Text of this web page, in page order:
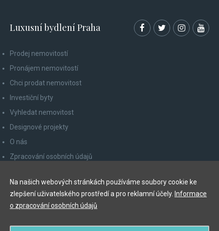
Luxusní bydlení Praha
Prodej nemovitostí
Pronájem nemovitostí
Chci prodat nemovitost
Investiční byty
Vyhledat nemovitost
Designové projekty
O nás
Zpracování osobních údajů
Odhlášení z newsletteru
Na našich webových stránkách používáme soubory cookie ke
zlepšení uživatelského prostředí a pro reklamní účely. Informace
o zpracování osobních údajů